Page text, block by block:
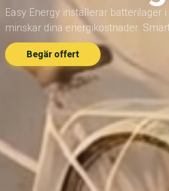
Easy Energy installerar batterilager
minskar dina energikostnader.
Begär offert